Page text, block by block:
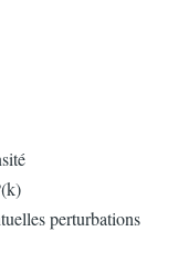
perturbations